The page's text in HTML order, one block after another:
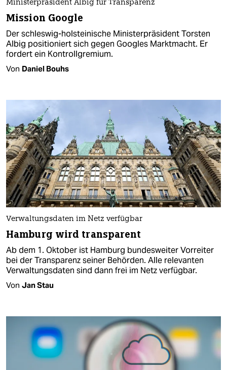
Ministerpräsident Albig für Transparenz
Mission Google
Der schleswig-holsteinische Ministerpräsident Torsten
Albig positioniert sich gegen Googles Marktmacht. Er
fordert ein Kontrollgremium.
Von Daniel Bouhs
Verwaltungsdaten im Netz verfügbar
Hamburg wird transparent
Ab dem 1. Oktober ist Hamburg bundesweiter Vorreiter
bei der Transparenz seiner Behörden. Alle relevanten
Verwaltungsdaten sind dann frei im Netz verfügbar.
Von Jan Stau